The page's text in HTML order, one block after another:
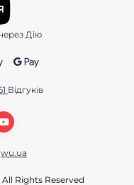
Дію
відгуків
wu.ua
Rights Reserved